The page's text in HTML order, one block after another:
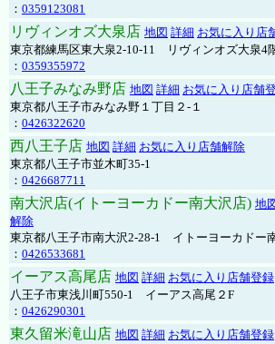
： 0359123081
リヴィンオズ大泉店 地図 詳細 お気に入り店
東京都練馬区東大泉2-10-11 リヴィンオズ大泉4
： 0359355972
八王子みなみ野店 地図 詳細 お気に入り店舗
東京都八王子市みなみ野１丁目２-１
： 0426322620
西八王子店 地図 詳細 お気に入り店舗解除
東京都八王子市並木町35-1
： 0426687711
南大沢店(イトーヨーカドー南大沢店) 地
解除
東京都八王子市南大沢2-28-1 イトーヨーカドー
： 0426533681
イーアス高尾店 地図 詳細 お気に入り店舗登録
八王子市東浅川町550-1 イーアス高尾２F
： 0426290301
東久留米滝山店 地図 詳細 お気に入り店舗登録